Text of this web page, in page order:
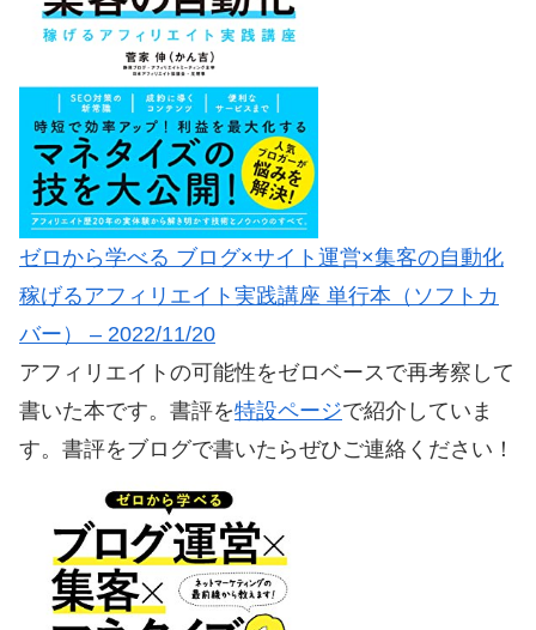
ゼロから学べる ブログ×サイト運営×集客の自動化
稼げるアフィリエイト実践講座 単行本（ソフトカ
バー） – 2022/11/20
アフィリエイトの可能性をゼロベースで再考察して
書いた本です。書評を特設ページで紹介していま
す。書評をブログで書いたらぜひご連絡ください！